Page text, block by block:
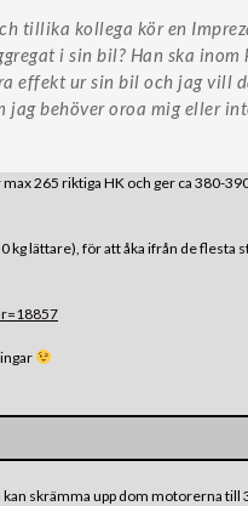
tillika kollega kör en
i sin bil? Han ska
effekt ur sin bil och jag vill
jag behöver oroa mig eller
265 riktiga HK och ger ca 380-
kg lättare), för att åka ifrån de flesta
skrämma upp dom motorerna till